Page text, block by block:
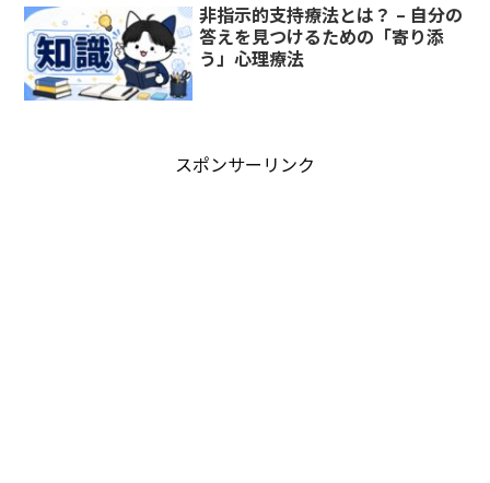
非指示的支持療法とは？ – 自分の
答えを見つけるための「寄り添
う」心理療法
スポンサーリンク